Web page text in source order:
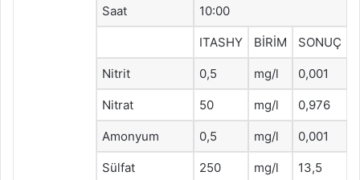
Saat 10:00
ITASHY BİRİM SONUÇ
Nitrit 0,5 mg/l 0,001
Nitrat 50 mg/l 0,976
Amonyum 0,5 mg/l 0,001
Sülfat 250 mg/l 13,5